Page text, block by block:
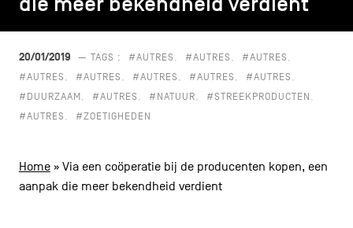
navigatie
FacebookInstagramYoutubeLinkedIn
20/01/2019 — TAGS : #AUTRES #AUTRES
#AUTRES
#AUTRES
#AUTRES #AUTRES #AUTRES
#AUTRES
#DUURZAAM
#AUTRES #NATUUR
#STREEKPRODUCTEN
#AUTRES
#ZOETIGHEDEN
Home» Via een coöperatie bij de producenten kopen, een
aanpak die meer bekendheid verdient